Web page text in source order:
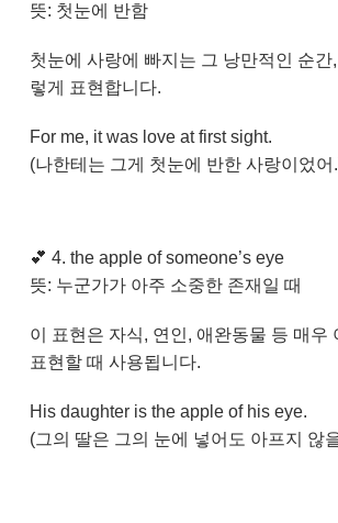
뜻: 첫눈에 반함
첫눈에 사랑에 빠지는 그 낭만적인 순간,
렇게 표현합니다.
For me, it was love at first sight.
(나한테는 그게 첫눈에 반한 사랑이었어
💕 4. the apple of someone’s eye
뜻: 누군가가 아주 소중한 존재일 때
이 표현은 자식, 연인, 애완동물 등 매우
표현할 때 사용됩니다.
His daughter is the apple of his eye.
(그의 딸은 그의 눈에 넣어도 아프지 않